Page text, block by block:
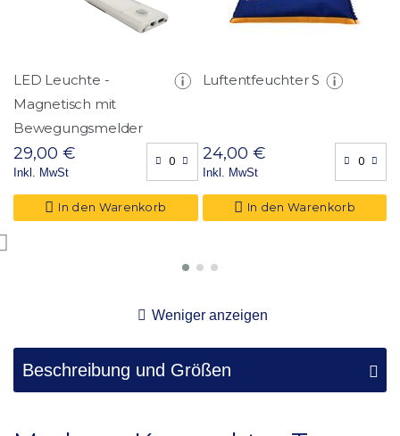
LED Leuchte -
Magnetisch mit
Bewegungsmelder
29,00 €
Inkl. MwSt
In den Warenkorb
Luftentfeuchter S
24,00 €
Inkl. MwSt
In den Warenkorb
Weniger anzeigen
Beschreibung und Größen